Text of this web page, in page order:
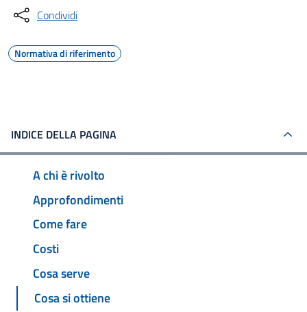
Condividi
Normativa di riferimento
INDICE DELLA PAGINA
A chi è rivolto
Approfondimenti
Come fare
Costi
Cosa serve
Cosa si ottiene